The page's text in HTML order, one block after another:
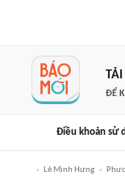
ĐỂ
Điều khoản sử
Lê Minh Hưng